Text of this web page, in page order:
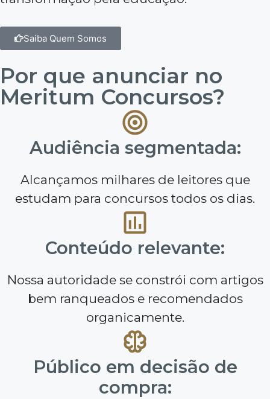
Saiba Quem Somos
Por que anunciar no
Meritum Concursos?
Audiência segmentada:
Alcançamos milhares de leitores que
estudam para concursos todos os dias.
Conteúdo relevante:
Nossa autoridade se constrói com artigos
bem ranqueados e recomendados
organicamente.
Público em decisão de
compra: